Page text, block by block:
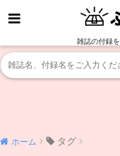
雑誌の付録
ホーム タグ